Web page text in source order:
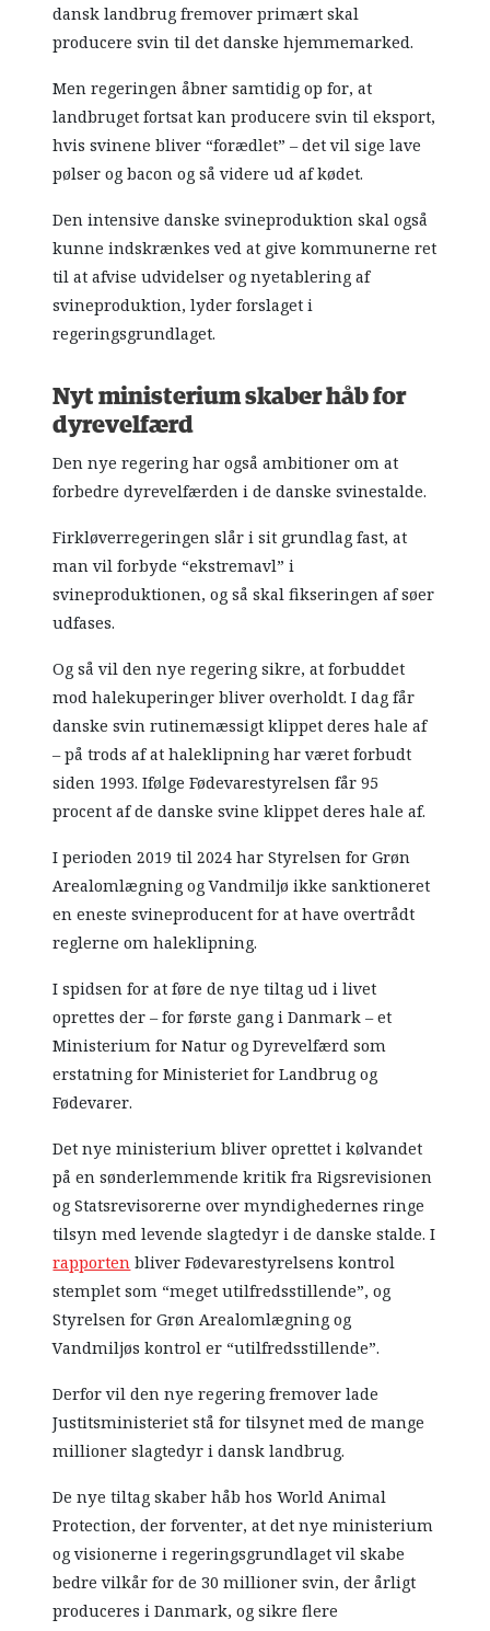
dansk landbrug fremover primært skal
producere svin til det danske hjemmemarked.
Men regeringen åbner samtidig op for, at
landbruget fortsat kan producere svin til eksport,
hvis svinene bliver “forædlet” – det vil sige lave
pølser og bacon og så videre ud af kødet.
Den intensive danske svineproduktion skal også
kunne indskrænkes ved at give kommunerne ret
til at afvise udvidelser og nyetablering af
svineproduktion, lyder forslaget i
regeringsgrundlaget.
Nyt ministerium skaber håb for
dyrevelfærd
Den nye regering har også ambitioner om at
forbedre dyrevelfærden i de danske svinestalde.
Firkløverregeringen slår i sit grundlag fast, at
man vil forbyde “ekstremavl” i
svineproduktionen, og så skal fikseringen af søer
udfases.
Og så vil den nye regering sikre, at forbuddet
mod halekuperinger bliver overholdt. I dag får
danske svin rutinemæssigt klippet deres hale af
– på trods af at haleklipning har været forbudt
siden 1993. Ifølge Fødevarestyrelsen får 95
procent af de danske svine klippet deres hale af.
I perioden 2019 til 2024 har Styrelsen for Grøn
Arealomlægning og Vandmiljø ikke sanktioneret
en eneste svineproducent for at have overtrådt
reglerne om haleklipning.
I spidsen for at føre de nye tiltag ud i livet
oprettes der – for første gang i Danmark – et
Ministerium for Natur og Dyrevelfærd som
erstatning for Ministeriet for Landbrug og
Fødevarer.
Det nye ministerium bliver oprettet i kølvandet
på en sønderlemmende kritik fra Rigsrevisionen
og Statsrevisorerne over myndighedernes ringe
tilsyn med levende slagtedyr i de danske stalde. I
rapportenbliver Fødevarestyrelsens kontrol
stemplet som “meget utilfredsstillende”, og
Styrelsen for Grøn Arealomlægning og
Vandmiljøs kontrol er “utilfredsstillende”.
Derfor vil den nye regering fremover lade
Justitsministeriet stå for tilsynet med de mange
millioner slagtedyr i dansk landbrug.
De nye tiltag skaber håb hos World Animal
Protection, der forventer, at det nye ministerium
og visionerne i regeringsgrundlaget vil skabe
bedre vilkår for de 30 millioner svin, der årligt
produceres i Danmark, og sikre flere